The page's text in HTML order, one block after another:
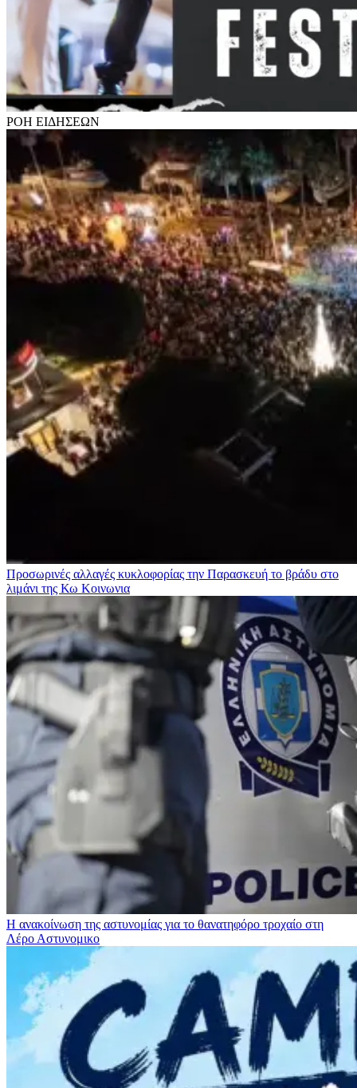
ΡΟΗ ΕΙΔΗΣΕΩΝ
Προσωρινές αλλαγές κυκλοφορίας την Παρασκευή το βράδυ στο
λιμάνι της Κω Κοινωνια
Η ανακοίνωση της αστυνομίας για το θανατηφόρο τροχαίο στη
Λέρο Αστυνομικο